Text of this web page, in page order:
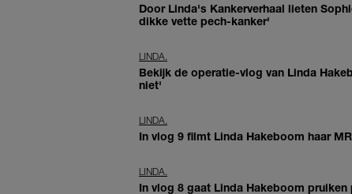
Door Linda's Kankerverhaal lieten
dikke vette pech-kanker'
LINDA.
Bekijk de operatie-vlog van Linda
niet'
LINDA.
In vlog 9 filmt Linda Hakeboom haar
LINDA.
In vlog 8 gaat Linda Hakeboom